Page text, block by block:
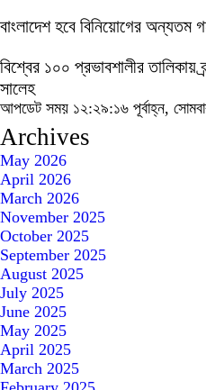
বাংলাদেশ হবে বিনিয়োগের অন্যতম
বিশ্বের ১০০ প্রভাবশালীর তালিকায়
সালেহ
আপডেট সময় ১২:২৯:১৬ পূর্বাহ্ন,
Archives
May 2026
April 2026
March 2026
November 2025
October 2025
September 2025
August 2025
July 2025
June 2025
May 2025
April 2025
March 2025